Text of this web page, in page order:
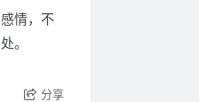
情，不
。
分享